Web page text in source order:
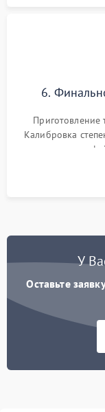
6.
Приготовление
Калибровка
плотности
качества
У
Оставьте